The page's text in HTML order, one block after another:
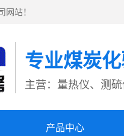
站！
专业煤炭
主营：量热仪、测
产品中心